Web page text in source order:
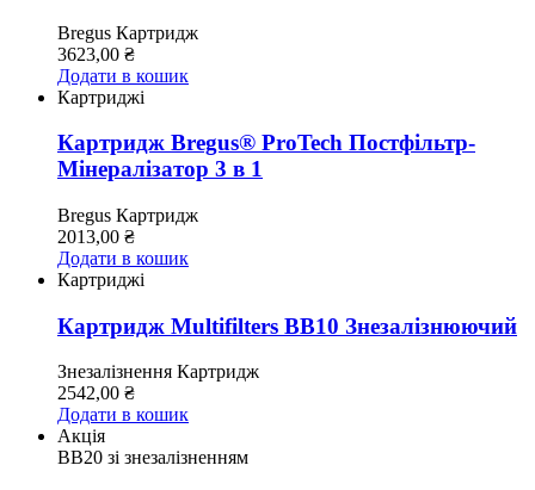
Bregus Картридж
3623,00 ₴
Додати в кошик
Картриджі
Картридж Bregus® ProTech Постфільтр-
Мінералізатор 3 в 1
Bregus Картридж
2013,00 ₴
Додати в кошик
Картриджі
Картридж Multifilters BB10 Знезалізнюючий
Знезалізнення Картридж
2542,00 ₴
Додати в кошик
Акція
ВВ20 зі знезалізненням